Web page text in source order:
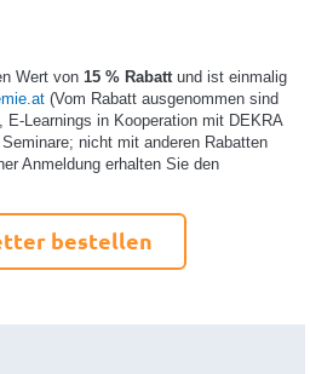
Wert von 15 % Rabatt und ist einmalig
(Vom Rabatt ausgenommen sind
E-Learnings in Kooperation mit DEKRA
nicht mit anderen Rabatten
Anmeldung erhalten Sie den
bestellen